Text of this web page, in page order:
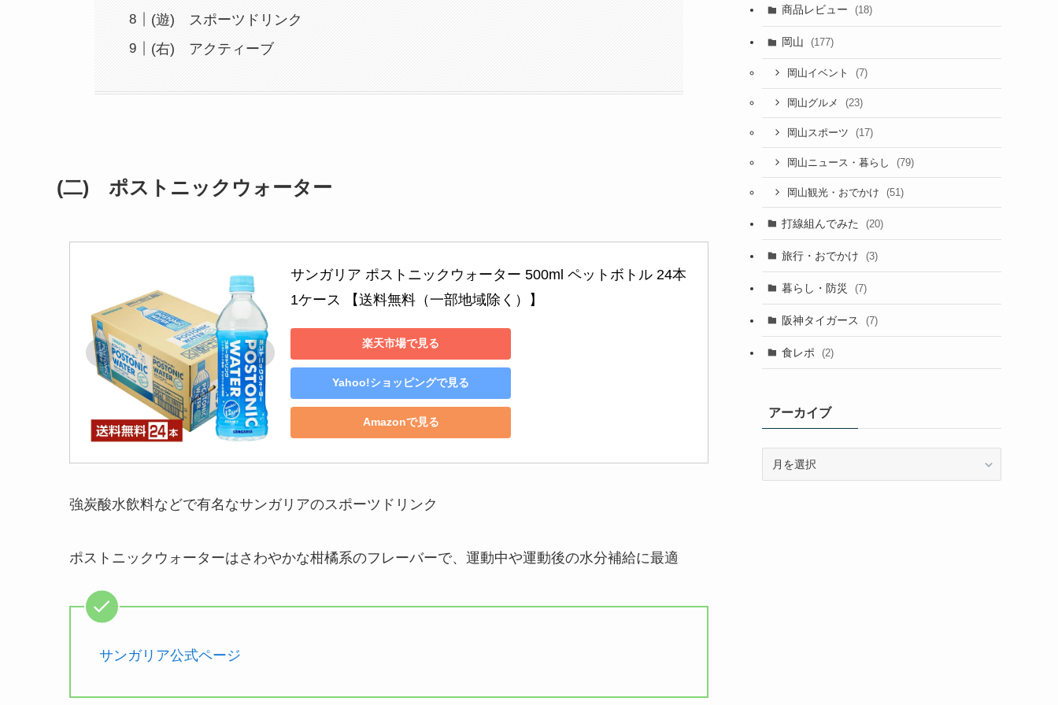
(遊) スポーツドリンク
(右) アクティーブ
(二) ポストニックウォーター
サンガリア ポストニックウォーター 500ml ペットボトル 24本
1ケース 【送料無料（一部地域除く）】
楽天市場で見る
Yahoo!ショッピングで見る
Amazonで見る
強炭酸水飲料などで有名なサンガリアのスポーツドリンク
ポストニックウォーターはさわやかな柑橘系のフレーバーで、運動中や運動後の水分補給に最適
サンガリア公式ページ
商品レビュー (18)
岡山 (177)
岡山イベント (7)
岡山グルメ (23)
岡山スポーツ (17)
岡山ニュース・暮らし (79)
岡山観光・おでかけ (51)
打線組んでみた (20)
旅行・おでかけ (3)
暮らし・防災 (7)
阪神タイガース (7)
食レポ (2)
アーカイブ